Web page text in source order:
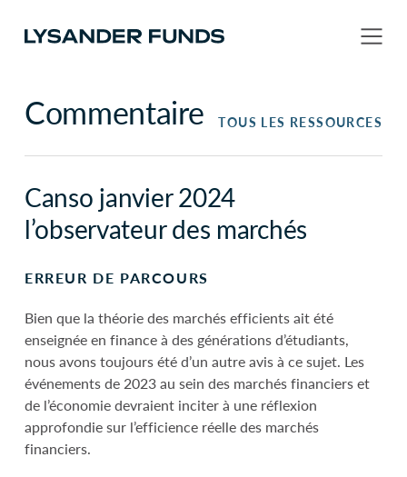
Commentaire TOUS LES RESSOURCES
Canso janvier 2024
l’observateur des marchés
ERREUR DE PARCOURS
Bien que la théorie des marchés efficients ait été
enseignée en finance à des générations d’étudiants,
nous avons toujours été d’un autre avis à ce sujet. Les
événements de 2023 au sein des marchés financiers et
de l’économie devraient inciter à une réflexion
approfondie sur l’efficience réelle des marchés
financiers.